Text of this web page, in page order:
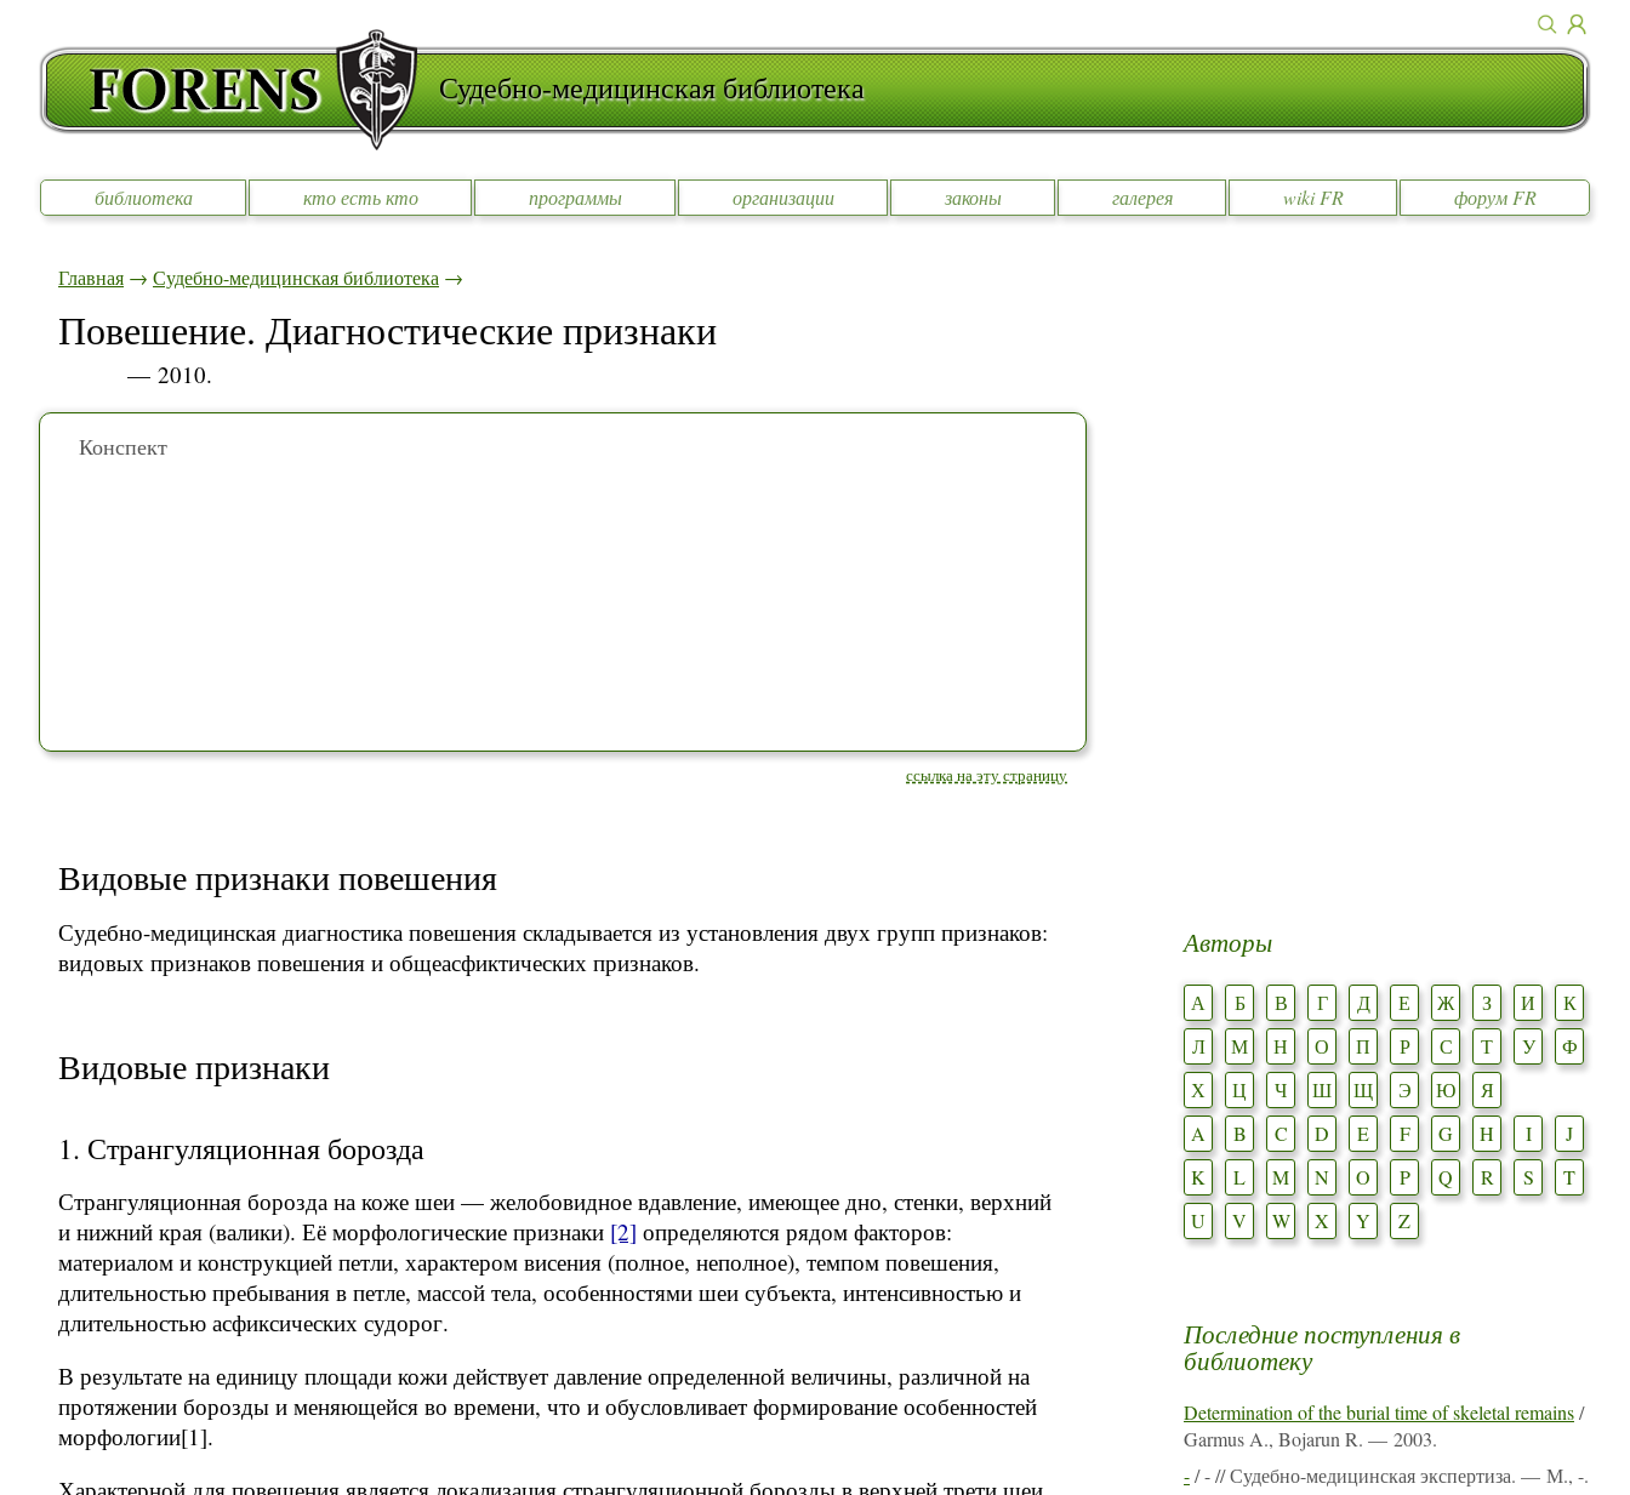
Судебно-медицинская библиотека
библиотека кто есть кто программы организации законы галерея wiki FR форум FR
Главная → Судебно-медицинская библиотека →
Повешение. Диагностические признаки
— 2010.
Конспект
ссылка на эту страницу
Видовые признаки повешения
Судебно-медицинская диагностика повешения складывается из установления двух групп признаков:
видовых признаков повешения и общеасфиктических признаков.
Видовые признаки
1. Странгуляционная борозда
Странгуляционная борозда на коже шеи — желобовидное вдавление, имеющее дно, стенки, верхний
и нижний края (валики). Её морфологические признаки [2] определяются рядом факторов:
материалом и конструкцией петли, характером висения (полное, неполное), темпом повешения,
длительностью пребывания в петле, массой тела, особенностями шеи субъекта, интенсивностью и
длительностью асфиксических судорог.
В результате на единицу площади кожи действует давление определенной величины, различной на
протяжении борозды и меняющейся во времени, что и обусловливает формирование особенностей
морфологии[1].
Авторы
А Б В Г Д Е Ж З И
К
Л
М Н О П Р С Т У
Ф
Х
Ц Ч Ш Щ Э Ю
Я
A
B C D E F G H I
J
K
L M N O P Q R S
T
U
V W X Y Z
Последние поступления в
библиотеку
Determination of the burial time of skeletal remains/
Garmus A., Bojarun R. — 2003.
-/ - // Судебно-медицинская экспертиза. — М., -.